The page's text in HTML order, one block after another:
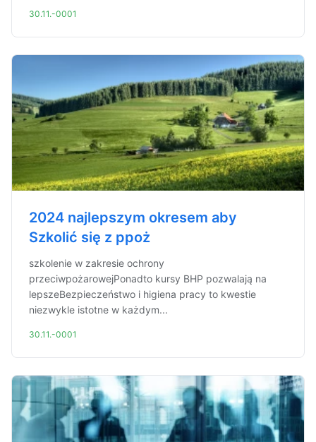
30.11.-0001
2024 najlepszym okresem aby
Szkolić się z ppoż
szkolenie w zakresie ochrony
przeciwpożarowejPonadto kursy BHP pozwalają na
lepszeBezpieczeństwo i higiena pracy to kwestie
niezwykle istotne w każdym...
30.11.-0001